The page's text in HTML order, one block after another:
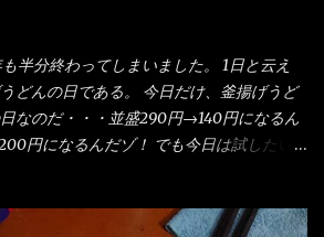
半分終わってしまいました。 1日と云え
どんの日である。 今日だけ、釜揚げうど
なのだ・・・並盛290円→140円になるん
円になるんだゾ！ でも今日は試したい
べきるまで湯に浸かっているわけで、最